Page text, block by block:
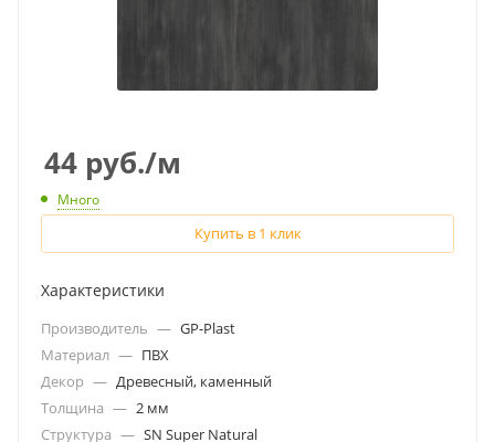
44 руб./м
Много
Купить в 1 клик
Характеристики
Производитель — GP-Plast
Материал — ПВХ
Декор — Древесный, каменный
Толщина — 2 мм
Структура — SN Super Natural